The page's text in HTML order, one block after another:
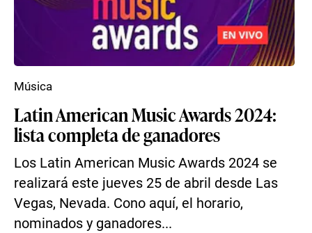
Latin American Music Awards 2024:
lista completa de ganadores
Los Latin American Music Awards 2024 se
realizará este jueves 25 de abril desde Las
Vegas, Nevada. Cono aquí, el horario,
nominados y ganadores...
Música